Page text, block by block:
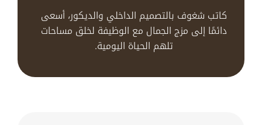
كاتب شغوف بالتصميم الداخلي والديكور، أسعى
دائمًا إلى مزج الجمال مع الوظيفة لخلق مساحات
تلهم الحياة اليومية.